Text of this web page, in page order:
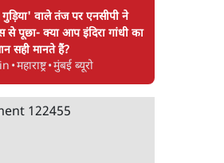
और मंत्री
ईडी
भगवंत मान पंजाब
विधानसभा में क्या नशे
अल्कोहल टेस्ट हो
वाले तंज पर एनसीपी ने
से पूछा- क्या आप इंदिरा गांधी का
सही मानते हैं?
•महाराष्ट्र•मुंबई ब्यूरो
122455